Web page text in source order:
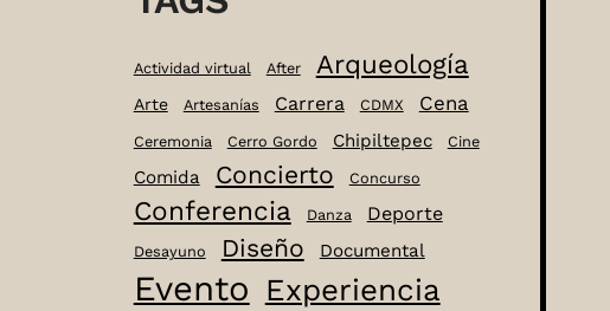
Actividad virtual After Arqueología
Arte Artesanías Carrera CDMX Cena
Ceremonia Cerro Gordo Chipiltepec Cine
Comida Concierto Concurso
Conferencia Danza Deporte
Desayuno Diseño Documental
Evento Experiencia